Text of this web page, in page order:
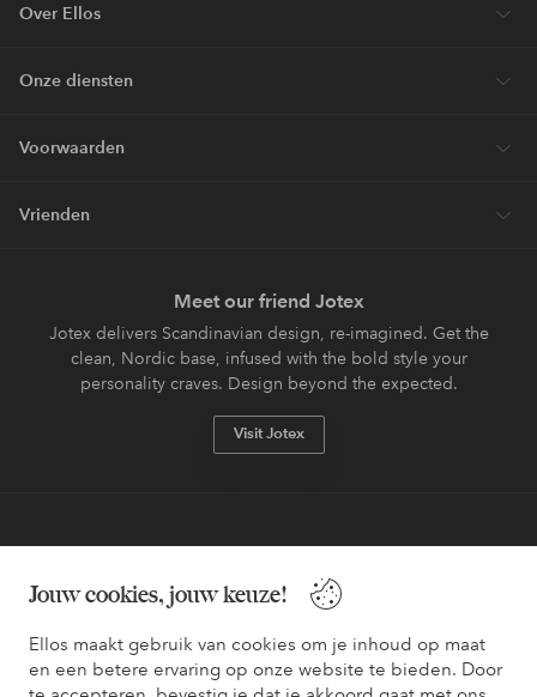
Jouw cookies, jouw keuze!
Ellos maakt gebruik van cookies om je inhoud op maat
en een betere ervaring op onze website te bieden. Door
Over Ellos
Onze diensten
Voorwaarden
Vrienden
Meet our friend Jotex
Jotex delivers Scandinavian design, re-imagined. Get the
clean, Nordic base, infused with the bold style your
personality craves. Design beyond the expected.
Visit Jotex
Wil je meer weten over
onze betaalopties